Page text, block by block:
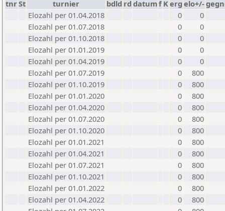
tnrSt turnier bdld rd datumf Kerg elo+/-
Elozahl per 01.04.2018
0
0
Elozahl per 01.07.2018
0
0
Elozahl per 01.10.2018
0
0
Elozahl per 01.01.2019
0
0
Elozahl per 01.04.2019
0
0
Elozahl per 01.07.2019
0
800
Elozahl per 01.10.2019
0
800
Elozahl per 01.01.2020
0
800
Elozahl per 01.04.2020
0
800
Elozahl per 01.07.2020
0
800
Elozahl per 01.10.2020
0
800
Elozahl per 01.01.2021
0
800
Elozahl per 01.04.2021
0
800
Elozahl per 01.07.2021
0
800
Elozahl per 01.10.2021
0
800
Elozahl per 01.01.2022
0
800
Elozahl per 01.04.2022
0
800